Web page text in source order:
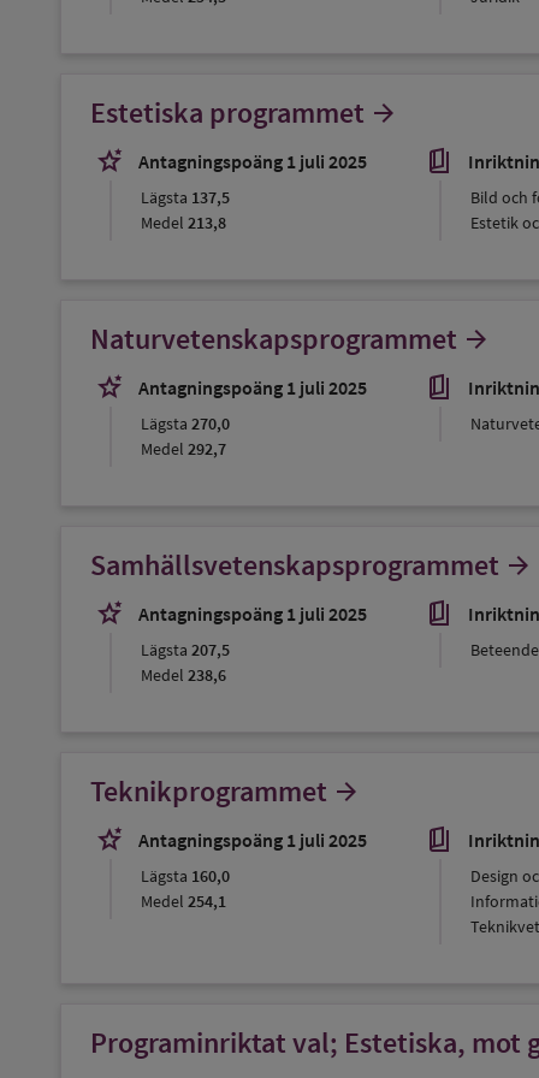
Estetiska programmet arrow_forward
stars_2
Antagningspoäng 1 juli 2025
Lägsta 137,5
Medel 213,8
book_5
Bild och
Estetik
Naturvetenskapsprogrammet arrow_forward
stars_2
Antagningspoäng 1 juli 2025
Lägsta 270,0
Medel 292,7
book_5
Samhällsvetenskapsprogrammet arrow_forward
stars_2
Antagningspoäng 1 juli 2025
Lägsta 207,5
Medel 238,6
book_5
Teknikprogrammet arrow_forward
stars_2
Antagningspoäng 1 juli 2025
Lägsta 160,0
Medel 254,1
book_5
Design
Programinriktat val; Estetiska, mot